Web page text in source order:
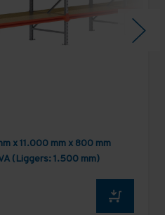
x 11.000 mm x 800 mm
(Liggers: 1.500 mm)